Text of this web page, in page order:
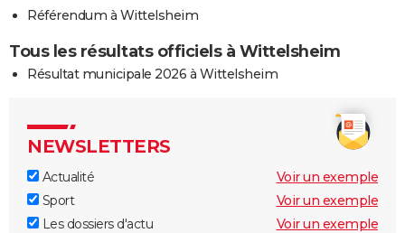
Référendum à Wittelsheim
Tous les résultats officiels à Wittelsheim
Résultat municipale 2026 à Wittelsheim
NEWSLETTERS
Actualité
Voir un exemple
Sport
Voir un exemple
Les dossiers d'actu
Voir un exemple